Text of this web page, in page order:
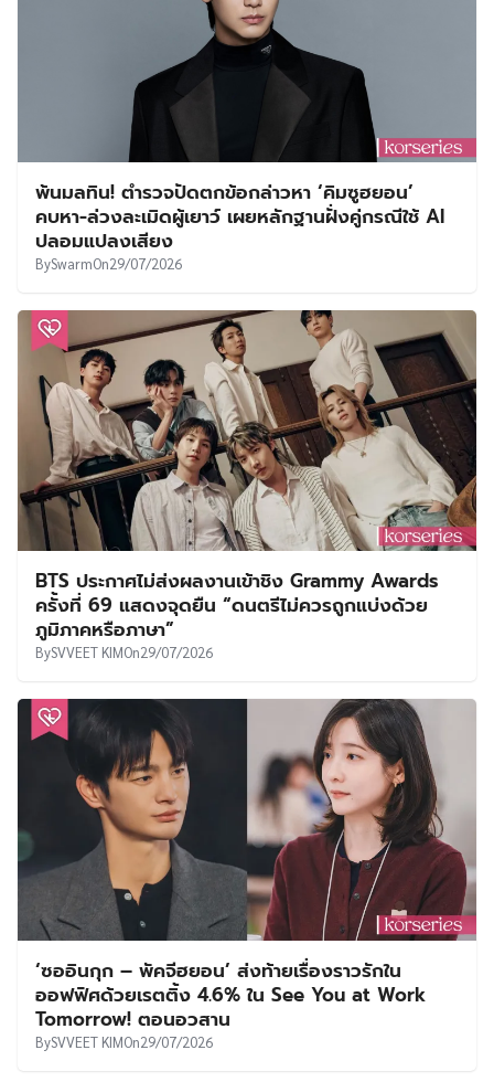
พ้นมลทิน! ตำรวจปัดตกข้อกล่าวหา ‘คิมซูฮยอน’
คบหา-ล่วงละเมิดผู้เยาว์ เผยหลักฐานฝั่งคู่กรณีใช้ AI
ปลอมแปลงเสียง
BySwarmOn29/07/2026
BTS ประกาศไม่ส่งผลงานเข้าชิง Grammy Awards
ครั้งที่ 69 แสดงจุดยืน “ดนตรีไม่ควรถูกแบ่งด้วย
ภูมิภาคหรือภาษา”
BySVVEET KIMOn29/07/2026
‘ซออินกุก – พัคจีฮยอน’ ส่งท้ายเรื่องราวรักใน
ออฟฟิศด้วยเรตติ้ง 4.6% ใน See You at Work
Tomorrow! ตอนอวสาน
BySVVEET KIMOn29/07/2026